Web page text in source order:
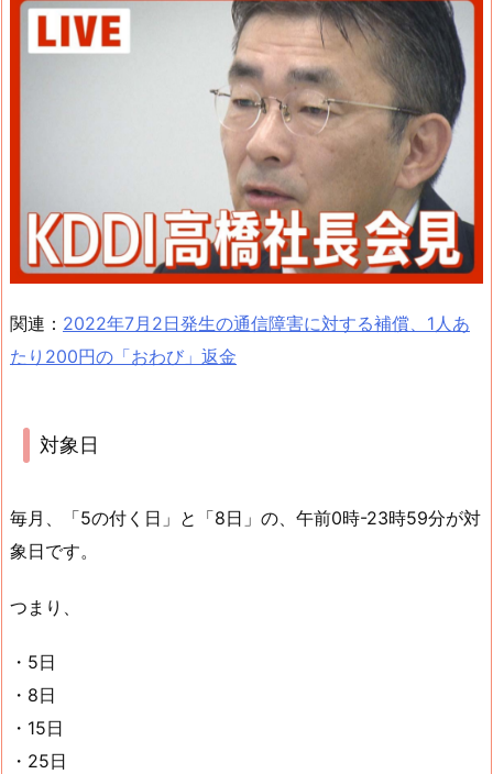
関連： 2022年7月2日発生の通信障害に対する補償、1人あ
たり200円の「おわび」返金
対象日
毎月、「5の付く日」と「8日」の、午前0時-23時59分が対
象日です。
つまり、
・5日
・8日
・15日
・25日